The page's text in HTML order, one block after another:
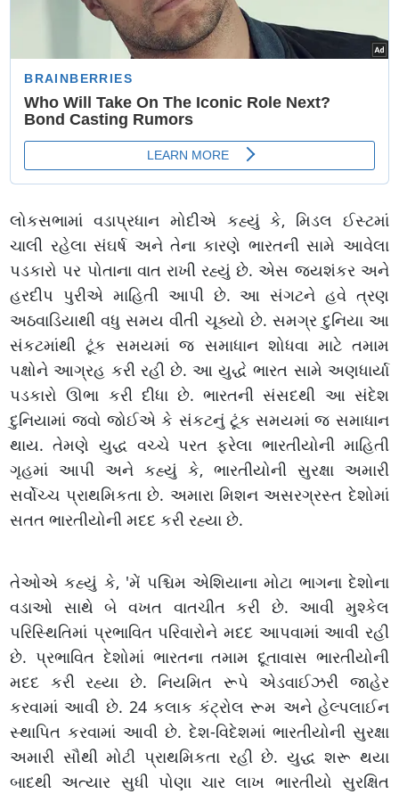
લોકસભામાં વડાપ્રધાન મોદીએ કહ્યું કે, મિડલ ઈસ્ટમાં
ચાલી રહેલા સંઘર્ષ અને તેના કારણે ભારતની સામે આવેલા
પડકારો પર પોતાના વાત રાખી રહ્યું છે. એસ જયશંકર અને
હરદીપ પુરીએ માહિતી આપી છે. આ સંગટને હવે ત્રણ
અઠવાડિયાથી વધુ સમય વીતી ચૂક્યો છે. સમગ્ર દુનિયા આ
સંકટમાંથી ટૂંક સમયમાં જ સમાધાન શોધવા માટે તમામ
પક્ષોને આગ્રહ કરી રહી છે. આ યુદ્ધે ભારત સામે અણધાર્યા
પડકારો ઊભા કરી દીધા છે. ભારતની સંસદથી આ સંદેશ
દુનિયામાં જવો જોઈએ કે સંકટનું ટૂંક સમયમાં જ સમાધાન
થાય. તેમણે યુદ્ધ વચ્ચે પરત ફરેલા ભારતીયોની માહિતી
ગૃહમાં આપી અને કહ્યું કે, ભારતીયોની સુરક્ષા અમારી
સર્વોચ્ચ પ્રાથમિકતા છે. અમારા મિશન અસરગ્રસ્ત દેશોમાં
સતત ભારતીયોની મદદ કરી રહ્યા છે.
તેઓએ કહ્યું કે, 'મેં પશ્ચિમ એશિયાના મોટા ભાગના દેશોના
વડાઓ સાથે બે વખત વાતચીત કરી છે. આવી મુશ્કેલ
પરિસ્થિતિમાં પ્રભાવિત પરિવારોને મદદ આપવામાં આવી રહી
છે. પ્રભાવિત દેશોમાં ભારતના તમામ દૂતાવાસ ભારતીયોની
મદદ કરી રહ્યા છે. નિયમિત રૂપે એડવાઈઝરી જાહેર
કરવામાં આવી છે. 24 કલાક કંટ્રોલ રૂમ અને હેલ્પલાઈન
સ્થાપિત કરવામાં આવી છે. દેશ-વિદેશમાં ભારતીયોની સુરક્ષા
અમારી સૌથી મોટી પ્રાથમિકતા રહી છે. યુદ્ધ શરૂ થયા
બાદથી અત્યાર સુધી પોણા ચાર લાખ ભારતીયો સુરક્ષિત